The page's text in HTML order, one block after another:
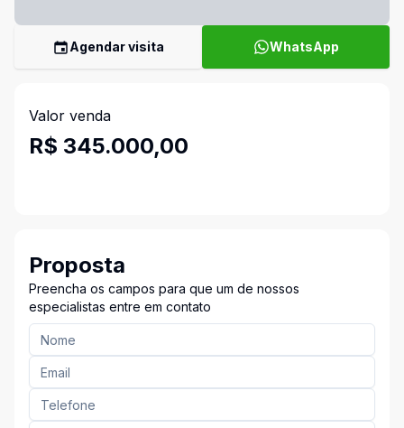
Agendar visita WhatsApp
Valor venda
R$ 345.000,00
Proposta
Preencha os campos para que um de nossos
especialistas entre em contato